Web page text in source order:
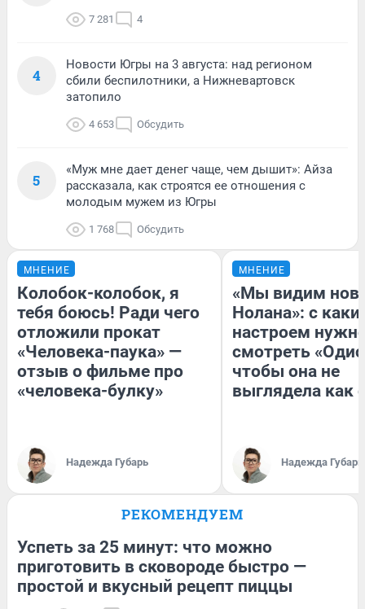
7 281 4
4
Новости Югры на 3 августа: над регионом
сбили беспилотники, а Нижневартовск
затопило
4 653 Обсудить
5
«Муж мне дает денег чаще, чем дышит»: Айза
рассказала, как строятся ее отношения с
молодым мужем из Югры
1 768 Обсудить
МНЕНИЕ
Колобок-колобок, я
тебя боюсь! Ради чего
отложили прокат
«Человека-паука» —
отзыв о фильме про
«человека-булку»
Надежда Губарь
МНЕНИЕ
«Мы видим
Нолана»: с
настроем
смотреть
чтобы она не
выглядела как
Надежда Губарь
РЕКОМЕНДУЕМ
Успеть за 25 минут: что можно
приготовить в сковороде быстро —
простой и вкусный рецепт пиццы